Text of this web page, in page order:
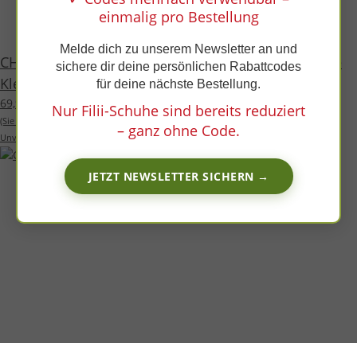
CHAMELIION Halbschuh khaki nappa leather fleece
Klettverschluss Weite/W
69,99 €
(Sie sparen
Unverbindliche Preisempfehlung des Herstellers: 84,99 €
einmalig pro Bestellung
Melde dich zu unserem Newsletter an und
sichere dir deine persönlichen Rabattcodes
für deine nächste Bestellung.
Nur Filii-Schuhe sind bereits reduziert
– ganz ohne Code.
JETZT NEWSLETTER SICHERN →